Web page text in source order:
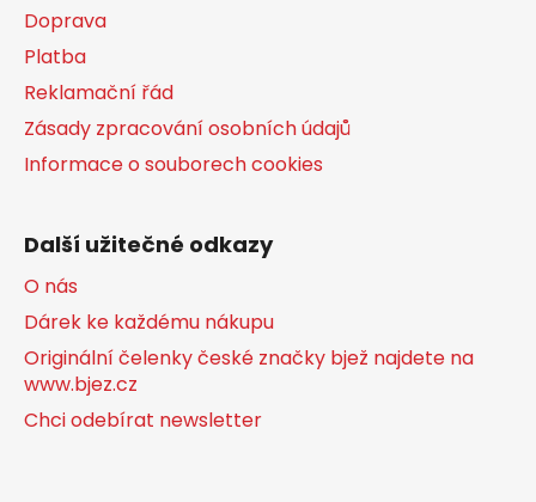
Doprava
Platba
Reklamační řád
Zásady zpracování osobních údajů
Informace o souborech cookies
Další užitečné odkazy
O nás
Dárek ke každému nákupu
Originální čelenky české značky bjež najdete na
www.bjez.cz
Chci odebírat newsletter